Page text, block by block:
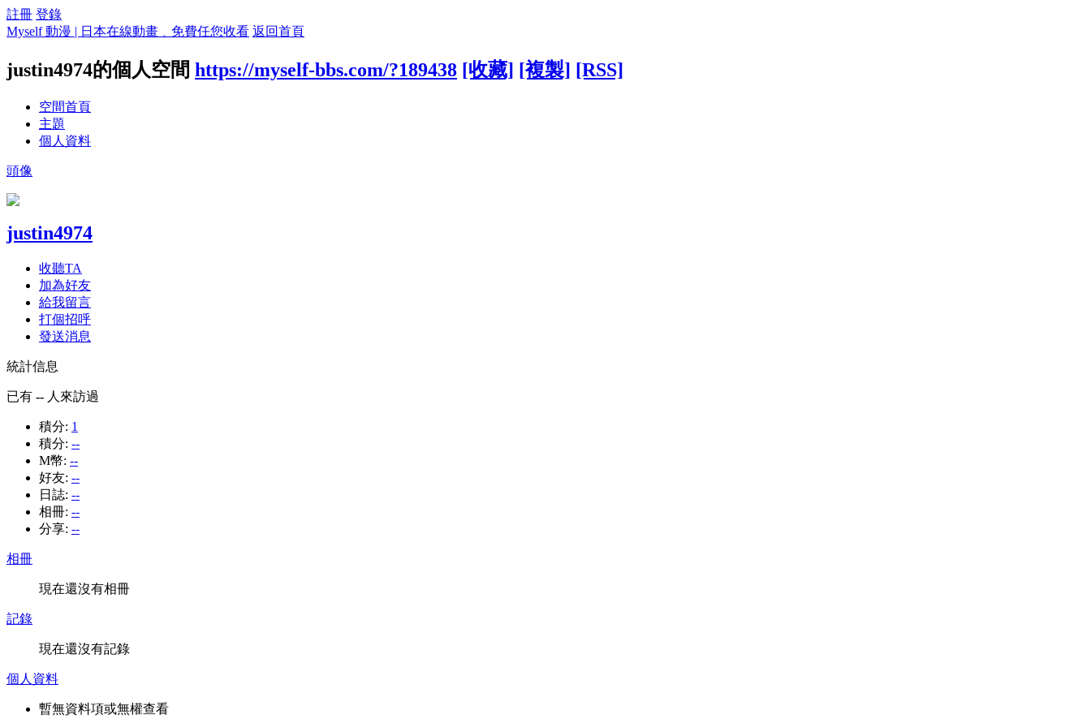
註冊 登錄
Myself 動漫 | 日本在線動畫﹑免費任您收看 返回首頁
justin4974的個人空間 https://myself-bbs.com/?189438 [收藏] [複製] [RSS]
空間首頁
主題
個人資料
頭像
justin4974
收聽TA
加為好友
給我留言
打個招呼
發送消息
統計信息
已有 -- 人來訪過
積分: 1
積分: --
M幣: --
好友: --
日誌: --
相冊: --
分享: --
相冊
現在還沒有相冊
記錄
現在還沒有記錄
個人資料
暫無資料項或無權查看